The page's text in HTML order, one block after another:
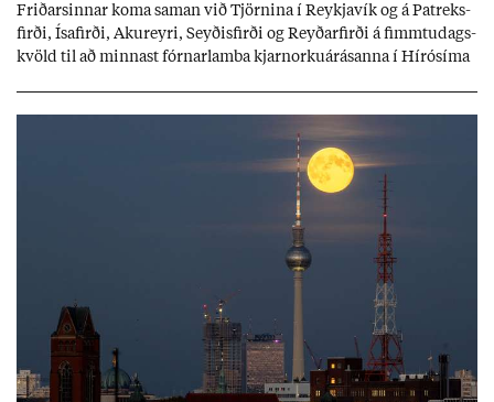
Frið­arsinn­ar koma sam­an við Tjörn­ina í Reykja­vík og á Pat­reks­
firði, Ísa­firði, Ak­ur­eyri, Seyð­is­firði og Reyð­ar­firði á fimmtu­dags­
kvöld til að minn­ast fórn­ar­lamba kjarn­orku­árás­anna í Hírósíma